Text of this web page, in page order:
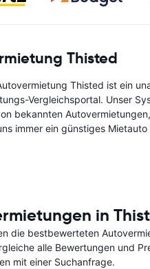
Thisted
Thisted ist ein
Vergleichsportal. Unser
bekannten
immer ein günstiges
in
die bestbewerteten
alle Bewertungen und
mit einer Suchanfrage.